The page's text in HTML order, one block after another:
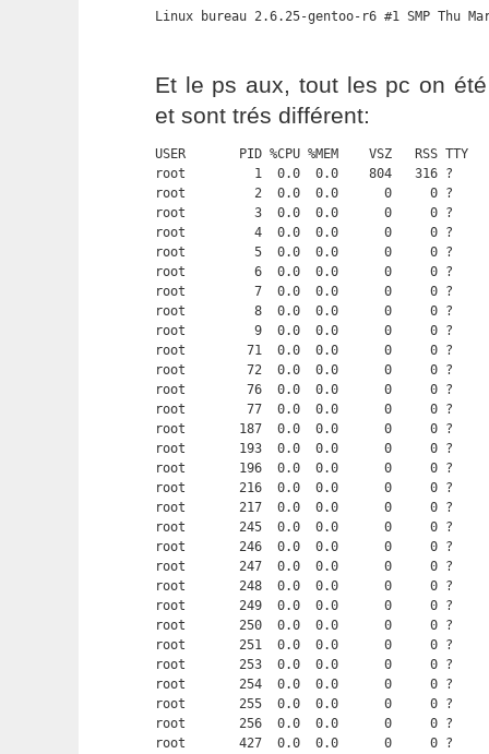
Linux bureau 2.6.25-gentoo-r6 #1 SMP Thu
Et le ps aux, tout les pc on
et sont trés différent:
USER       PID %CPU %MEM    VSZ   RSS TTY
root         1  0.0  0.0    804   316 ?
root         2  0.0  0.0      0     0 ?
root         3  0.0  0.0      0     0 ?
root         4  0.0  0.0      0     0 ?
root         5  0.0  0.0      0     0 ?
root         6  0.0  0.0      0     0 ?
root         7  0.0  0.0      0     0 ?
root         8  0.0  0.0      0     0 ?
root         9  0.0  0.0      0     0 ?
root        71  0.0  0.0      0     0 ?
root        72  0.0  0.0      0     0 ?
root        76  0.0  0.0      0     0 ?
root        77  0.0  0.0      0     0 ?
root       187  0.0  0.0      0     0 ?
root       193  0.0  0.0      0     0 ?
root       196  0.0  0.0      0     0 ?
root       216  0.0  0.0      0     0 ?
root       217  0.0  0.0      0     0 ?
root       245  0.0  0.0      0     0 ?
root       246  0.0  0.0      0     0 ?
root       247  0.0  0.0      0     0 ?
root       248  0.0  0.0      0     0 ?
root       249  0.0  0.0      0     0 ?
root       250  0.0  0.0      0     0 ?
root       251  0.0  0.0      0     0 ?
root       253  0.0  0.0      0     0 ?
root       254  0.0  0.0      0     0 ?
root       255  0.0  0.0      0     0 ?
root       256  0.0  0.0      0     0 ?
root       427  0.0  0.0      0     0 ?